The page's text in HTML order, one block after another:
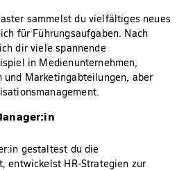
sammelst du vielfältiges neues
für Führungsaufgaben. Nach
dir viele spannende
in Medienunternehmen,
Marketingabteilungen, aber
gestaltest du die
entwickelst HR-Strategien zur